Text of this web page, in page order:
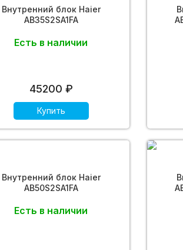
Внутренний блок Haier
AB35S2SA1FA
Есть в наличии
45200 ₽
Купить
Внутренний блок Haier
AB50S2SA1FA
Есть в наличии